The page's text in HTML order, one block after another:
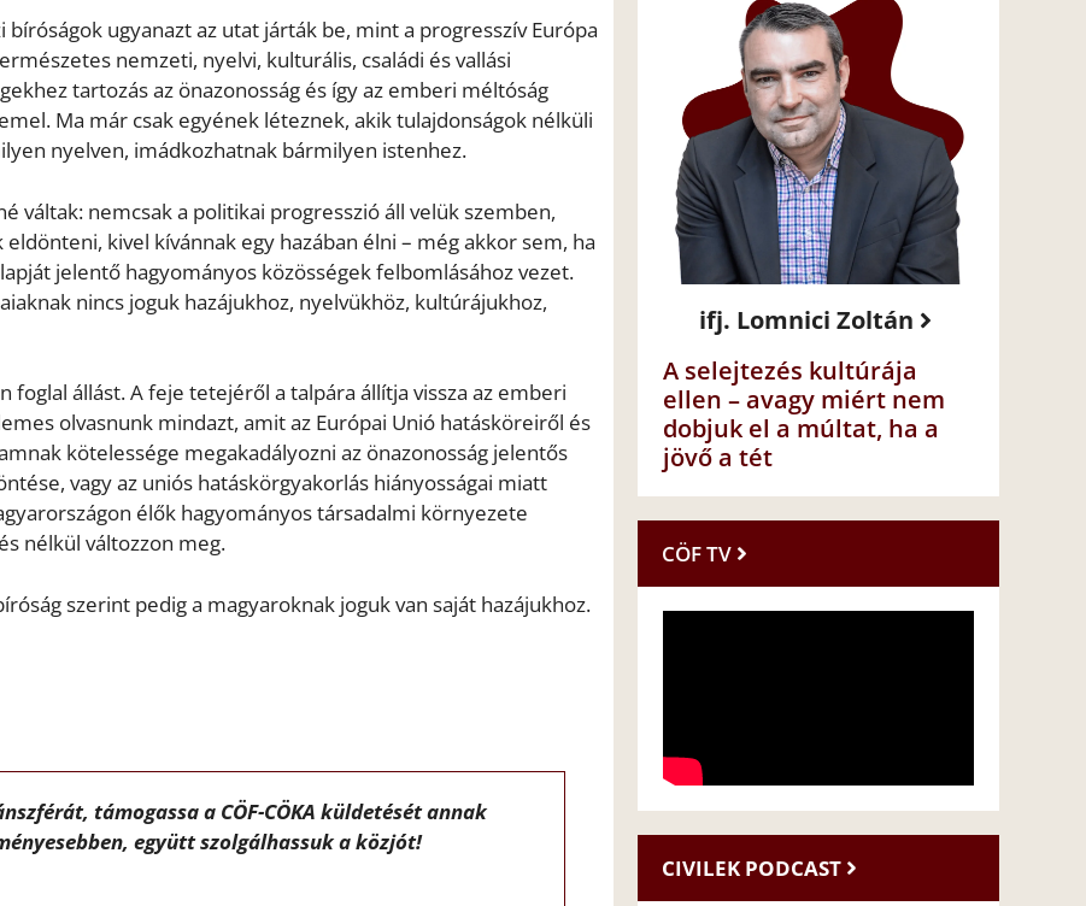
ugyanazt az utat járták be, mint a progresszív Európa
nemzeti, nyelvi, kulturális, családi és vallási
tartozás az önazonosság és így az emberi méltóság
Ma már csak egyének léteznek, akik tulajdonságok nélküli
nyelven, imádkozhatnak bármilyen istenhez.
váltak: nemcsak a politikai progresszió áll velük szemben,
kivel kívánnak egy hazában élni – még akkor sem, ha
jelentő hagyományos közösségek felbomlásához vezet.
nincs joguk hazájukhoz, nyelvükhöz, kultúrájukhoz,
állást. A feje tetejéről a talpára állítja vissza az emberi
olvasnunk mindazt, amit az Európai Unió hatásköreiről és
kötelessége megakadályozni az önazonosság jelentős
vagy az uniós hatáskörgyakorlás hiányosságai miatt
élők hagyományos társadalmi környezete
nélkül változzon meg.
szerint pedig a magyaroknak joguk van saját hazájukhoz.
támogassa a CÖF-CÖKA küldetését annak
együtt szolgálhassuk a közjót!
ifj. Lomnici Zoltán
A selejtezés kultúrája
ellen – avagy miért nem
dobjuk el a múltat, ha a
jövő a tét
CÖF TV
CIVILEK PODCAST